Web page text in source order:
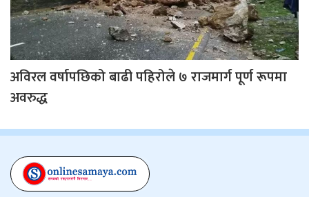
अविरल वर्षापछिको बाढी पहिरोले ७ राजमार्ग पूर्ण रूपमा
अवरुद्ध